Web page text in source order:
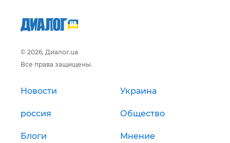
© 2026, Диалог.ua
Все права защищены.
Новости Украина
россия Общество
Блоги Мнение